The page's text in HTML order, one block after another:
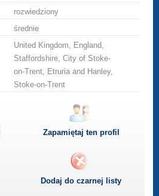
rozwiedziony
średnie
United Kingdom, England,
Staffordshire, City of Stoke-
on-Trent, Etruria and Hanley,
Stoke-on-Trent
Zapamiętaj ten profil
Dodaj do czarnej listy